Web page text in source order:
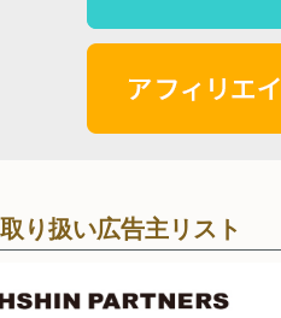
取り扱い広告主リスト